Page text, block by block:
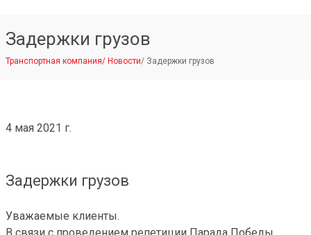
Задержки грузов
Транспортная компания/ Новости/ Задержки грузов
4 мая 2021 г.
Задержки грузов
Уважаемые клиенты.